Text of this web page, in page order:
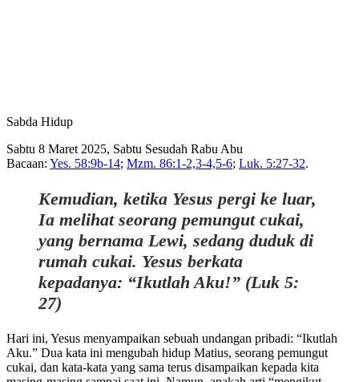
Sabda Hidup
Sabtu 8 Maret 2025, Sabtu Sesudah Rabu Abu
Bacaan: Yes. 58:9b-14; Mzm. 86:1-2,3-4,5-6; Luk. 5:27-32.
Kemudian, ketika Yesus pergi ke luar,
Ia melihat seorang pemungut cukai,
yang bernama Lewi, sedang duduk di
rumah cukai. Yesus berkata
kepadanya: “Ikutlah Aku!” (Luk 5:
27)
Hari ini, Yesus menyampaikan sebuah undangan pribadi: “Ikutlah
Aku.” Dua kata ini mengubah hidup Matius, seorang pemungut
cukai, dan kata-kata yang sama terus disampaikan kepada kita